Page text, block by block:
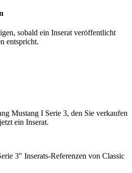
| T-Code
2 | X-Code
| G-Code
| H-Code
| O-Code
| R-Code
| S-Code
| Z-Code
4 | C-Code
| F-Code
sobald ein Inserat veröffentlicht
entspricht.
Mustang I Serie 3, den Sie verkaufen
ein Inserat.
3" Inserats-Referenzen von Classic